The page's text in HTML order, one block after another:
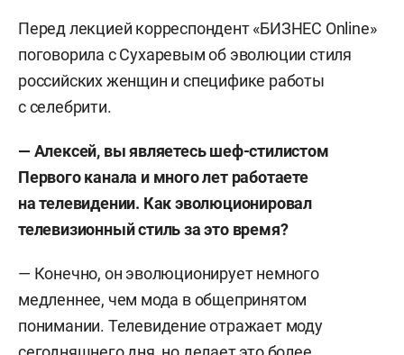
Перед лекцией корреспондент «БИЗНЕС Online»
поговорила с Сухаревым об эволюции стиля
российских женщин и специфике работы
с селебрити.
— Алексей, вы являетесь шеф-стилистом
Первого канала и много лет работаете
на телевидении. Как эволюционировал
телевизионный стиль за это время?
— Конечно, он эволюционирует немного
медленнее, чем мода в общепринятом
понимании. Телевидение отражает моду